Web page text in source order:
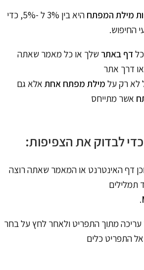
מילת המפתח
היא בין 3% ל -5%, כדי
החיפוש.
דף באתר שלך או כל מאמר שאתה
דרך אתר
לא רק על מילת מפתח אחת אלא גם
אשר מתייחס
לבדוק את הצפיפות:
דף האינטרנט או המאמר שאתה רוצה
תמלילים
.
עריכה מתוך התפריט ולאחר לחץ על בחר
התפריט כלים